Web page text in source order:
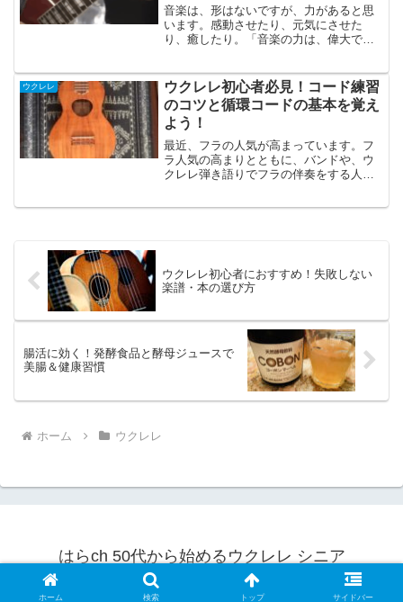
音楽は、形はないですが、力があると思
います。感動させたり、元気にさせた
り、癒したり。「音楽の力は、偉大であ
そうだな、と思いました。音楽のみが、
国境や民族性を超えて人々を...
ウクレレ
ウクレレ初心者必見！コード練習
のコツと循環コードの基本を覚え
よう！
最近、フラの人気が高まっています。フ
ラ人気の高まりとともに、バンドや、ウ
クレレ弾き語りでフラの伴奏をする人も
ウクレレ初心者におすすめ！失敗しない
楽譜・本の選び方
腸活に効く！発酵食品と酵母ジュースで
美腸＆健康習慣
ホーム ウクレレ
はらch 50代から始めるウクレレ シニア
© 2025 はらch 50代から始めるウクレレ シニア.
ホーム 検索 トップ サイドバー